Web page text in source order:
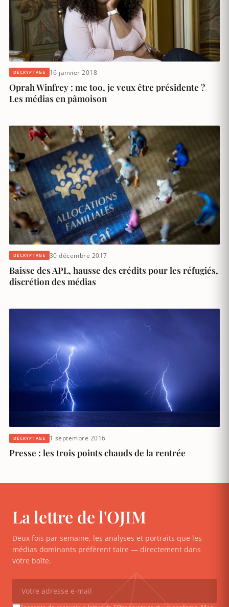
DÉCRYPTAGE 16 janvier 2018
Oprah Winfrey : me too, je veux être présidente ?
Les médias en pâmoison
DÉCRYPTAGE 30 décembre 2017
Baisse des APL, hausse des crédits pour les réfugiés,
discrétion des médias
DÉCRYPTAGE 1 septembre 2016
Presse : les trois points chauds de la rentrée
La lettre de l'OJIM
Deux fois par semaine, les analyses et portraits que les
médias dominants préfèrent taire — directement dans
votre boîte.